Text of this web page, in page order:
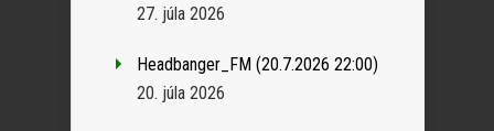
27. júla 2026
Headbanger_FM (20.7.2026 22:00)
20. júla 2026